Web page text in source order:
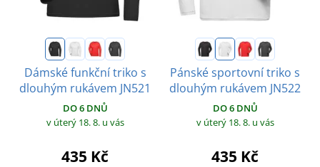
Dámské funkční triko s
dlouhým rukávem JN521
DO 6 DNŮ
v úterý 18. 8. u vás
435 Kč
Pánské sportovní triko s
dlouhým rukávem JN522
DO 6 DNŮ
v úterý 18. 8. u vás
435 Kč